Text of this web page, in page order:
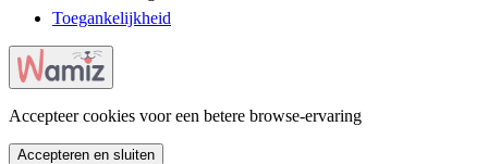
Toegankelijkheid
Accepteer cookies voor een betere browse-ervaring
Accepteren en sluiten